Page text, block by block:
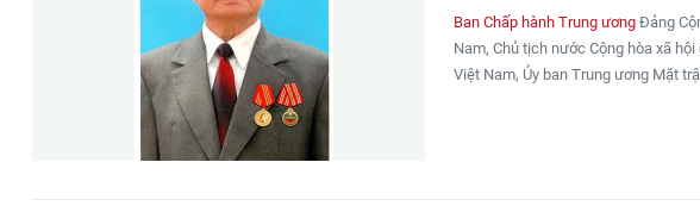
Ban Chấp hành Trung ương Đảng
Nam, Chủ tịch nước Cộng hòa xã
Việt Nam, Ủy ban Trung ương Mặt